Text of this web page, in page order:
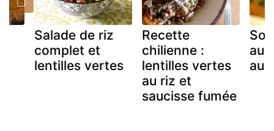
Salade de riz
complet et
lentilles vertes
Recette
chilienne :
lentilles vertes
au riz et
saucisse fumée
au